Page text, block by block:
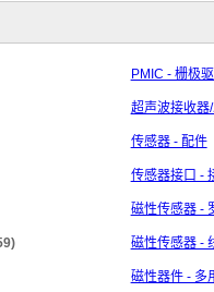
PMIC - 栅极
超声波接收器
传感器 - 配件
传感器接口 -
磁性传感器 -
磁性传感器 -
磁性器件 - 多